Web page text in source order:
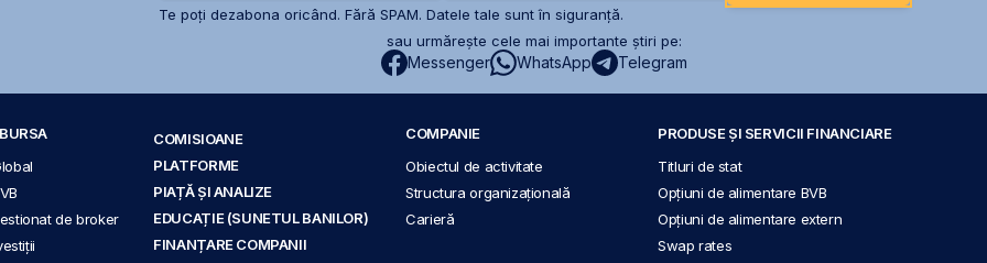
Te poți dezabona oricând. Fără SPAM. Datele tale sunt în siguranță.
sau urmărește cele mai importante știri pe:
Messenger WhatsApp Telegram
de broker
COMISIOANE
PLATFORME
PIAȚĂ ȘI ANALIZE
EDUCAȚIE (SUNETUL BANILOR)
FINANȚARE COMPANII
COMPANIE
Obiectul de activitate
Structura organizațională
Carieră
PRODUSE ȘI SERVICII FINANCIARE
Titluri de stat
Opțiuni de alimentare BVB
Opțiuni de alimentare extern
Swap rates